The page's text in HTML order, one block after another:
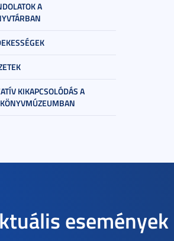
A
KIKAPCSOLÓDÁS A
események